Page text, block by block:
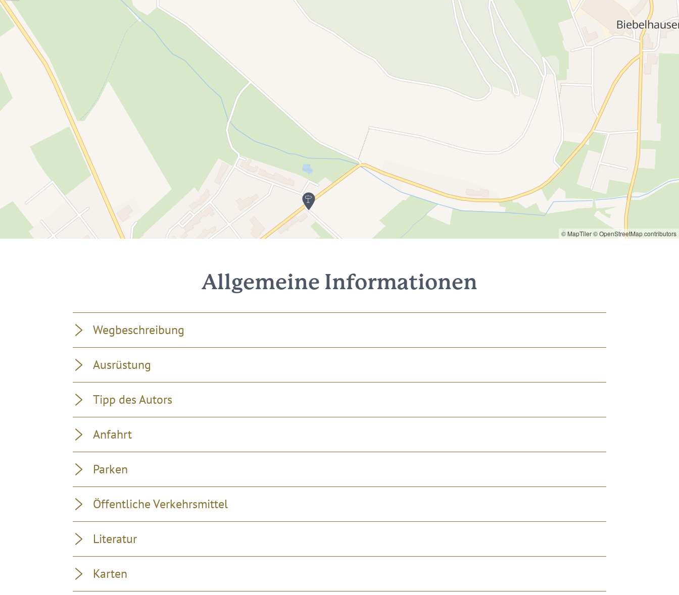
© MapTiler© OpenStreetMap contributors
Allgemeine Informationen
Wegbeschreibung
Ausrüstung
Tipp des Autors
Anfahrt
Parken
Öffentliche Verkehrsmittel
Literatur
Karten